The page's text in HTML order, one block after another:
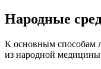
Народные
К основным способам
из народной